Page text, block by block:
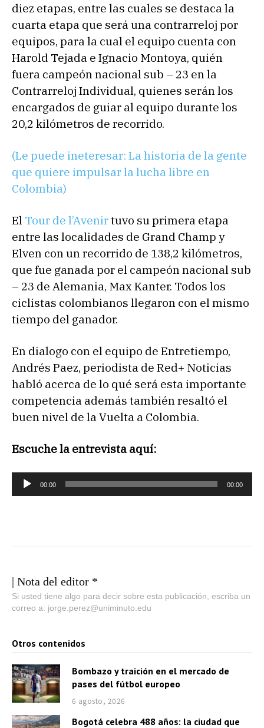
diez etapas, entre las cuales se destaca la
cuarta etapa que será una contrarreloj por
equipos, para la cual el equipo cuenta con
Harold Tejada e Ignacio Montoya, quién
fuera campeón nacional sub – 23 en la
Contrarreloj Individual, quienes serán los
encargados de guiar al equipo durante los
20,2 kilómetros de recorrido.
(Le puede ineteresar: La historia de la gente
que quiere impulsar la lucha libre en
Colombia)
El Tour de l’Avenirtuvo su primera etapa
entre las localidades de Grand Champ y
Elven con un recorrido de 138,2 kilómetros,
que fue ganada por el campeón nacional sub
– 23 de Alemania, Max Kanter. Todos los
ciclistas colombianos llegaron con el mismo
tiempo del ganador.
En dialogo con el equipo de Entretiempo,
Andrés Paez, periodista de Red+ Noticias
habló acerca de lo qué será esta importante
competencia además también resaltó el
buen nivel de la Vuelta a Colombia.
Escuche la entrevista aquí:
e
u
c
t
r
d
e
a
00:00 00:00
| Nota del editor *
Si usted tiene algo para decir sobre esta publicación, escriba un
correo a: jorge.perez@uniminuto.edu
Otros contenidos
Bombazo y traición en el mercado de
pases del fútbol europeo
6 agosto, 2026
Bogotá celebra 488 años: la ciudad que